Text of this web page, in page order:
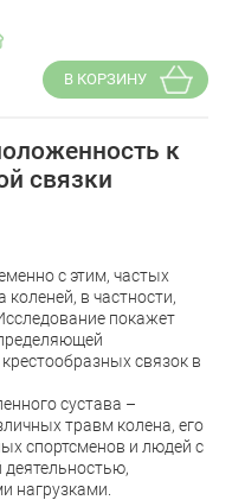
В КОРЗИНУ
к
связки
с этим, частых
в частности,
покажет
связок в
сустава –
травм колена, его
спортсменов и людей с
нагрузками.